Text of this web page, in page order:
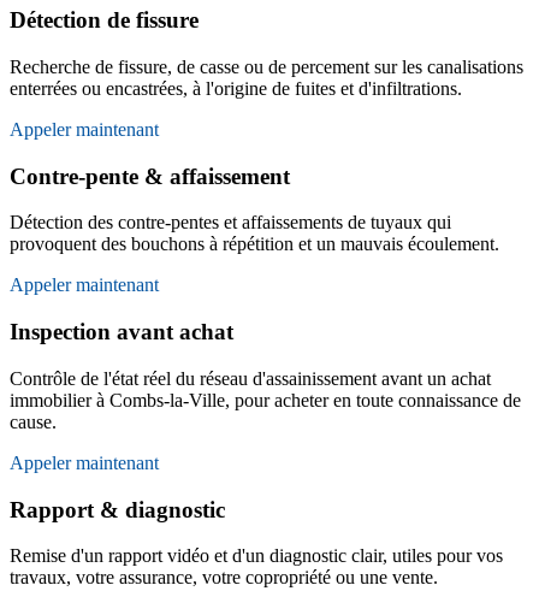
Détection de fissure
Recherche de fissure, de casse ou de percement sur les canalisations
enterrées ou encastrées, à l'origine de fuites et d'infiltrations.
Appeler maintenant
Contre-pente & affaissement
Détection des contre-pentes et affaissements de tuyaux qui
provoquent des bouchons à répétition et un mauvais écoulement.
Appeler maintenant
Inspection avant achat
Contrôle de l'état réel du réseau d'assainissement avant un achat
immobilier à Combs-la-Ville, pour acheter en toute connaissance de
cause.
Appeler maintenant
Rapport & diagnostic
Remise d'un rapport vidéo et d'un diagnostic clair, utiles pour vos
travaux, votre assurance, votre copropriété ou une vente.